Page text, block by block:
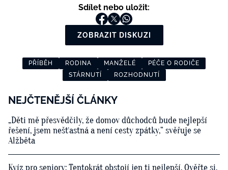
Sdílet nebo uložit:
ZOBRAZIT DISKUZI
PŘÍBĚH RODINA MANŽELÉ
PÉČE O RODIČE
STÁRNUTÍ
ROZHODNUTÍ
NEJČTENĚJŠÍ ČLÁNKY
„Děti mě přesvědčily, že domov důchodců bude nejlepší
řešení, jsem nešťastná a není cesty zpátky,“ svěřuje se
Alžběta
Kvíz pro seniory: Tentokrát obstojí jen ti nejlepší. Ověřte si,